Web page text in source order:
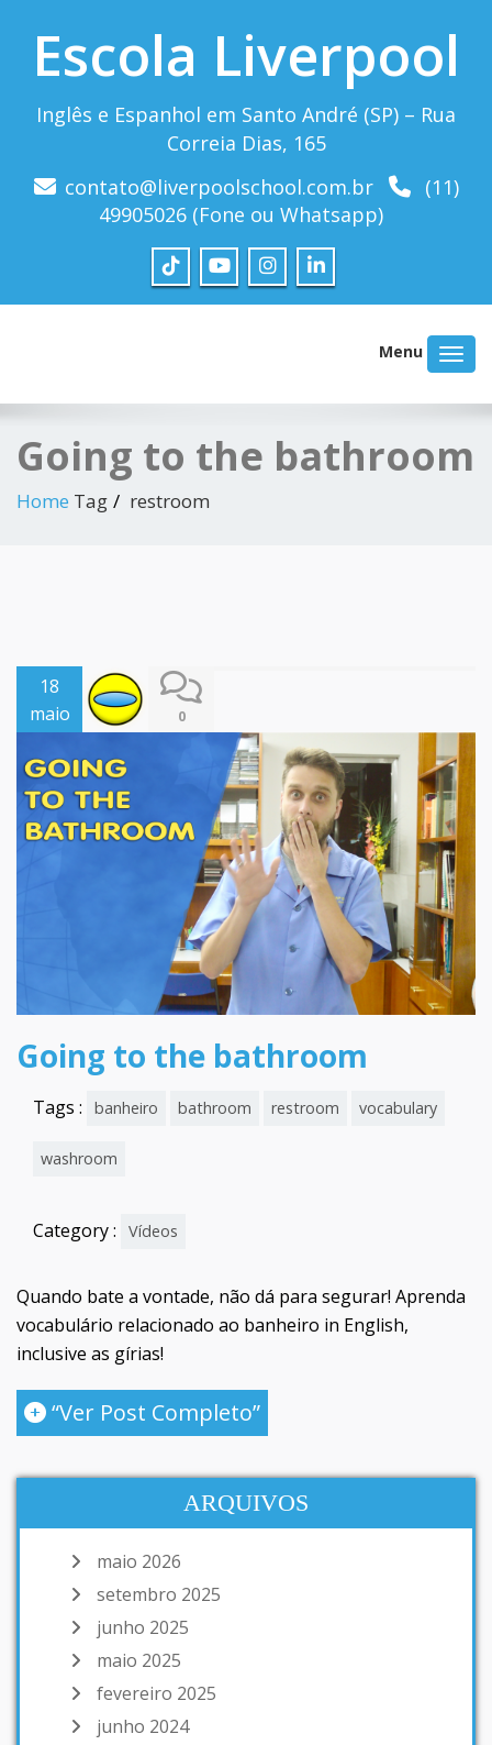
Escola Liverpool
Inglês e Espanhol em Santo André (SP) – Rua
Correia Dias, 165
contato@liverpoolschool.com.br
(11)
49905026 (Fone ou Whatsapp)
Menu
Going to the bathroom
Home Tag restroom
18
maio
0
Going to the bathroom
Tags : banheiro bathroom restroom vocabulary
washroom
Category : Vídeos
Quando bate a vontade, não dá para segurar! Aprenda
vocabulário relacionado ao banheiro in English,
inclusive as gírias!
“Ver Post Completo”
ARQUIVOS
maio 2026
setembro 2025
junho 2025
maio 2025
fevereiro 2025
junho 2024